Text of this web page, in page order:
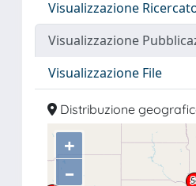
Visualizzazione
Visualizzazione
Visualizzazione File
Distribuzione
+
–